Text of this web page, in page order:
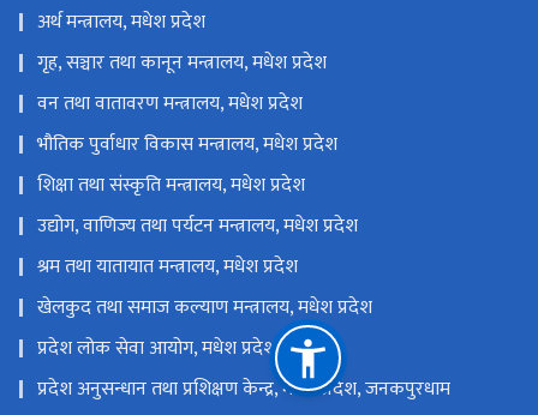
अर्थ मन्त्रालय, मधेश प्रदेश
गृह, सञ्चार तथा कानून मन्त्रालय, मधेश प्रदेश
वन तथा वातावरण मन्त्रालय, मधेश प्रदेश
भौतिक पुर्वाधार विकास मन्त्रालय, मधेश प्रदेश
शिक्षा तथा संस्कृति मन्त्रालय, मधेश प्रदेश
उद्योग, वाणिज्य तथा पर्यटन मन्त्रालय, मधेश प्रदेश
श्रम तथा यातायात मन्त्रालय, मधेश प्रदेश
खेलकुद तथा समाज कल्याण मन्त्रालय, मधेश प्रदेश
प्रदेश लोक सेवा आयोग, मधेश प्रदेश
प्रदेश अनुसन्धान तथा प्रशिक्षण केन्द्र, मधेश प्रदेश, जनकपुरधाम